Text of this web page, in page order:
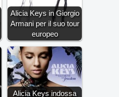
Alicia Keys in Giorgio
Armani per il suo tour
europeo
Alicia Keys indossa